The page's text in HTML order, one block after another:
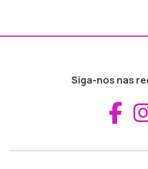
Siga-nos nas